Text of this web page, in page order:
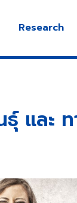
Research
และ ท